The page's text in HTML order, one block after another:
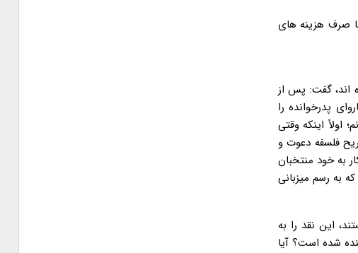
با صرف هزینه های
اند، گفت: پس از
پدرخوانده را
اینکه وقتی
فلسفه دعوت و
به خود منتخبان
به رسم میزبانی
این نقد را به
شده است؟ آیا